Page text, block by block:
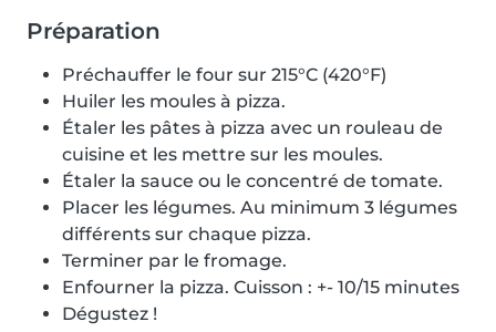
Préparation
Préchauffer le four sur 215°C (420°F)
Huiler les moules à pizza.
Étaler les pâtes à pizza avec un rouleau de
cuisine et les mettre sur les moules.
Étaler la sauce ou le concentré de tomate.
Placer les légumes. Au minimum 3 légumes
différents sur chaque pizza.
Terminer par le fromage.
Enfourner la pizza. Cuisson : +- 10/15 minutes
Dégustez !